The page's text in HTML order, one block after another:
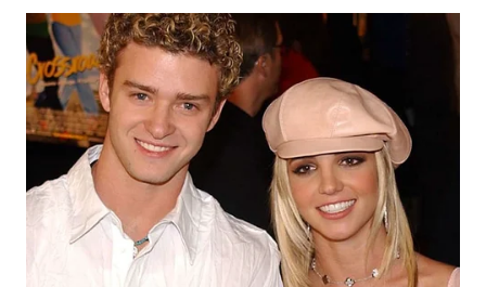
WAHANA
KONSUMEN
WAHANA
LISTRIK
WAHANA
TRAVEL